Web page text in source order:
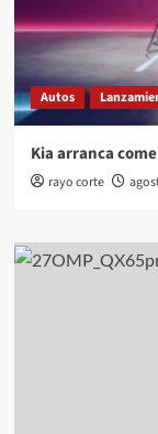
Autos
Kia arranca
rayo corte